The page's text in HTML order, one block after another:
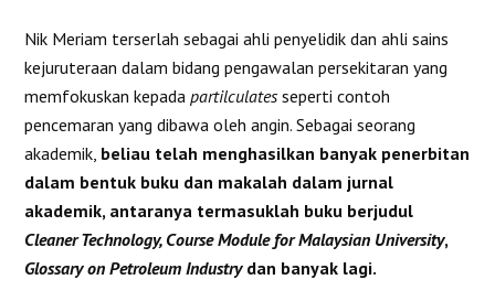
Nik Meriam terserlah sebagai ahli penyelidik dan ahli sains
kejuruteraan dalam bidang pengawalan persekitaran yang
memfokuskan kepadapartilculatesseperti contoh
pencemaran yang dibawa oleh angin. Sebagai seorang
akademik, beliau telah menghasilkan banyak penerbitan
dalam bentuk buku dan makalah dalam jurnal
akademik, antaranya termasuklah buku berjudul
Cleaner Technology, Course Module for Malaysian University,
Glossary on Petroleum Industrydan banyak lagi.